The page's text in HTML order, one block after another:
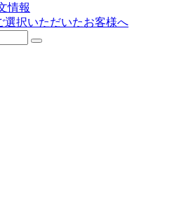
情報
選択いただいたお客様へ